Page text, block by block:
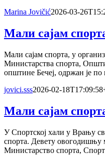
Marina Jovičić2026-03-
Мали сајам
Мали сајам спорта, у
Министарства спорта,
општине Бечеј, одржан је по
jovici.sss2026-02-
Мали сајам
У Спортској хали у Врању
спорта. Девету овогодишњу
Министарство спорта,